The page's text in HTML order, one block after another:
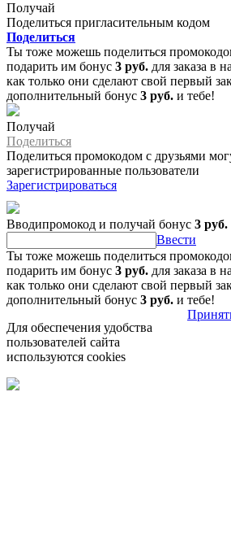
Получай
Поделиться пригласительным кодом
Поделиться
Ты тоже можешь поделиться
подарить им бонус 3 руб. для заказа в
как только они сделают свой первый
дополнительный бонус 3 руб. и тебе!
Получай
Поделиться
Поделиться промокодом с друзьями
зарегистрированные пользователи
Зарегистрироваться
Вводипромокод и получай бонус 3 руб.
Ввести
Ты тоже можешь поделиться
подарить им бонус 3 руб. для заказа в
как только они сделают свой первый
дополнительный бонус 3 руб. и тебе!
Для обеспечения удобства
пользователей сайта
используются cookies